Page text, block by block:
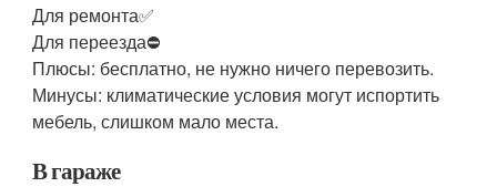
Для ремонта✅
Для переезда⛔
Плюсы: бесплатно, не нужно ничего перевозить.
Минусы: климатические условия могут испортить
мебель, слишком мало места.
В гараже